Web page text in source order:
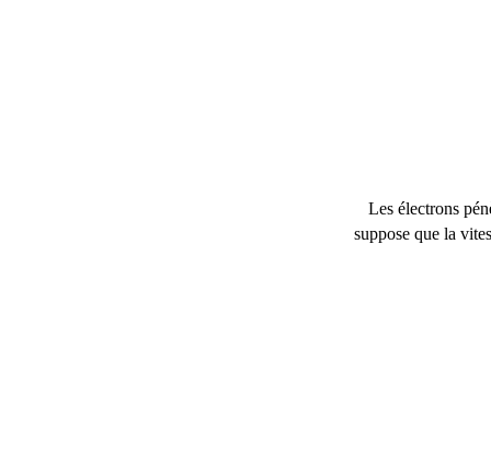
Les électrons
suppose que la